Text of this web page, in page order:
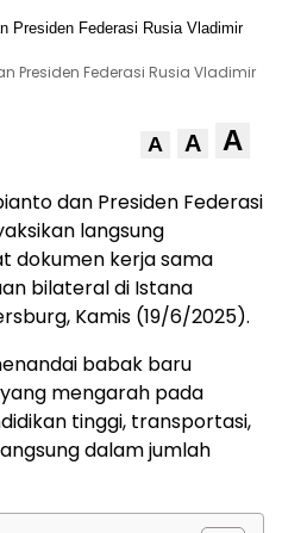
Presiden Federasi Rusia Vladimir
A A A
dan Presiden Federasi
langsung
dokumen kerja sama
bilateral di Istana
Kamis (19/6/2025).
babak baru
mengarah pada
tinggi, transportasi,
dalam jumlah